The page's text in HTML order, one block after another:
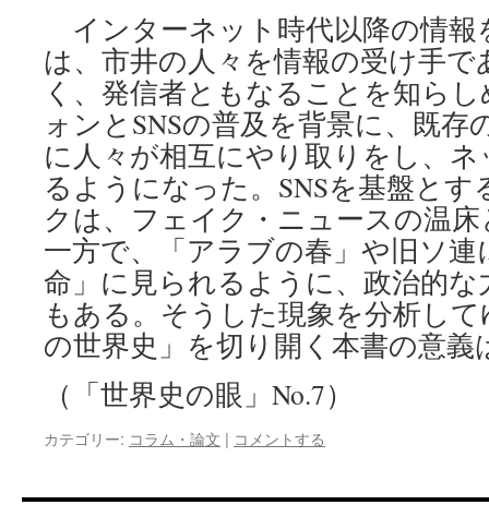
インターネット時代以降の情報
は、市井の人々を情報の受け手
く、発信者ともなることを知ら
ォンとSNSの普及を背景に、既
に人々が相互にやり取りをし、
るようになった。SNSを基盤と
クは、フェイク・ニュースの温
一方で、「アラブの春」や旧ソ
命」に見られるように、政治的
もある。そうした現象を分析し
の世界史」を切り開く本書の意義
（「世界史の眼」No.7）
カテゴリー: コラム・論文 | コメントする